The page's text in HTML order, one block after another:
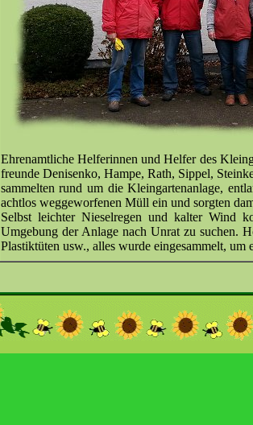
Ehrenamtliche Helferinnen und Helfer des
freunde Denisenko, Hampe, Rath, Sippel,
sammelten rund um die Kleingartenanlage,
achtlos weggeworfenen Müll ein und sorgten
Selbst leichter Nieselregen und kalter Wind
Umgebung der Anlage nach Unrat zu suchen.
Plastiktüten usw., alles wurde eingesammelt,